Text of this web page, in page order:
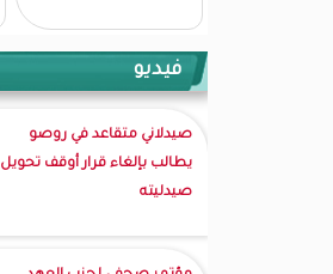
فيديو
صيدلاني متقاعد في روصو
يطالب بإلغاء قرار أوقف تحويل
صيدليته